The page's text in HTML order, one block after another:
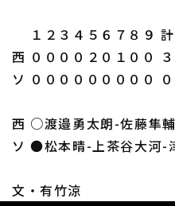
１２３４５６７８９ 計
西 ００００２０１００ ３
ソ ０００００００００ ０
西 ○渡邉勇太朗-佐藤隼
ソ ●松本晴-上茶谷大河-
文・有竹涼